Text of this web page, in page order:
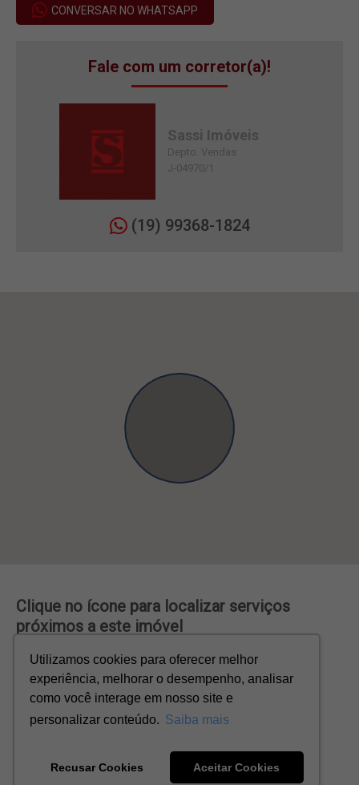
CONVERSAR NO WHATSAPP
Fale com um corretor(a)!
Sassi Imóveis
Depto. Vendas
J-04970/1
(19) 99368-1824